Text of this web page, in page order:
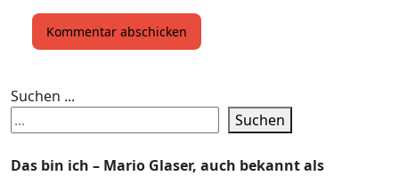
Suchen ...
Suchen
Das bin ich – Mario Glaser, auch bekannt als